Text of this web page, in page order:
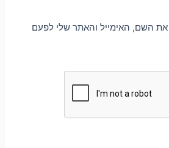
השם, האימייל והאתר שלי לפעם